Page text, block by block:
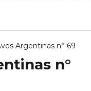
Argentinas n° 69
n°